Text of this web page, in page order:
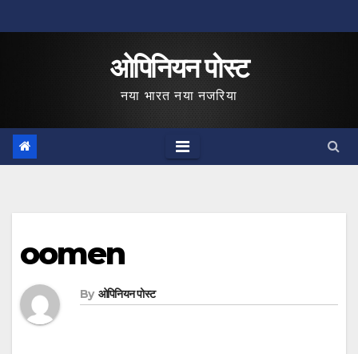
to
ओपिनियन पोस्ट
नया भारत नया नजरिया
oomen
By ओपिनियन पोस्ट